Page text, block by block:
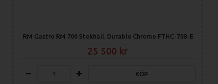
RM Gastro RM 700 Stekhäll, Durable Chrome FTHC-708-E
25 500
KÖP